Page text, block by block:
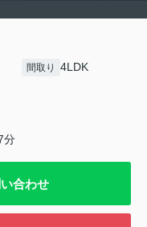
間取り 4LDK
分
合わせ